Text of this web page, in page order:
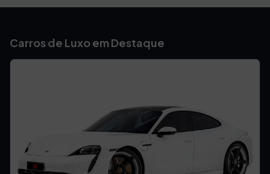
Carros de Luxo em Destaque